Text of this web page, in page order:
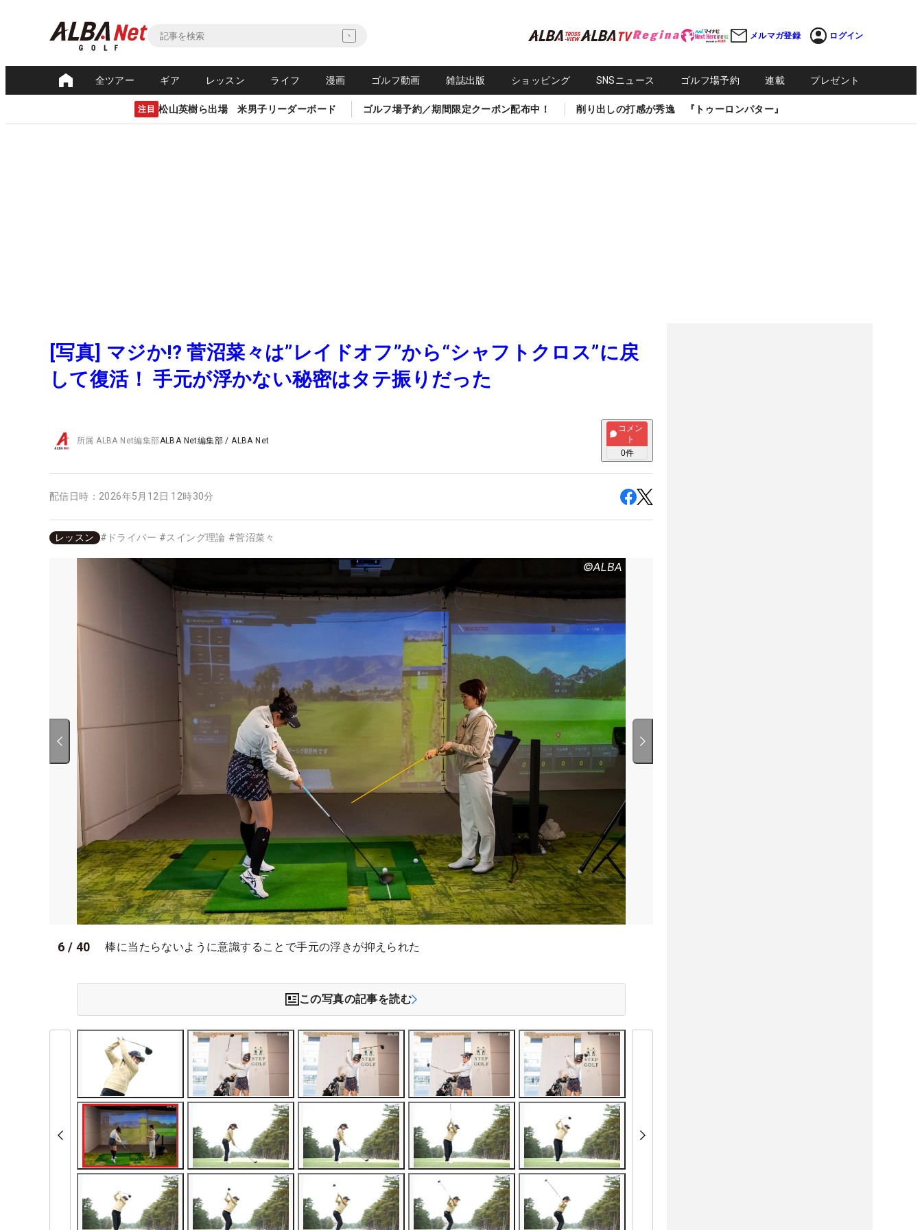
メルマガ登録 ログイン
全ツアー ギア レッスン ライフ 漫画 ゴルフ動画 雑誌出版 ショッピング SNSニュース ゴルフ場予約 連載 プレゼント
注目 松山英樹ら出場 米男子リーダーボード ゴルフ場予約／期間限定クーポン配布中！ 削り出しの打感が秀逸 『トゥーロンパター』
[写真] マジか!? 菅沼菜々は”レイドオフ”から“シャフトクロス”に戻
して復活！ 手元が浮かない秘密はタテ振りだった
所属ALBA Net編集部ALBA Net編集部 /ALBA Net
コメン
ト
0件
配信日時： 2026年5月12日 12時30分
レッスン # ドライバー #スイング理論 #菅沼菜々
6 / 40 棒に当たらないように意識することで手元の浮きが抑えられた
この写真の記事を読む